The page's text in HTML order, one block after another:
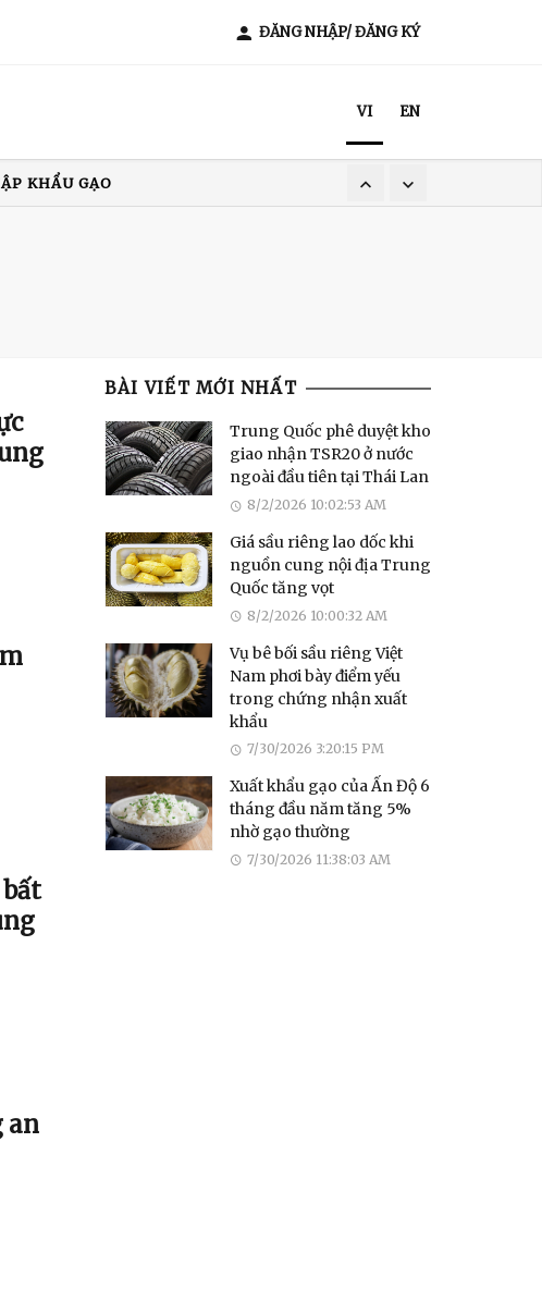
ĐĂNG NHẬP/ ĐĂNG KÝ
VI EN
KHẨU GẠO
an
BÀI VIẾT MỚI NHẤT
Trung Quốc phê duyệt kho
giao nhận TSR20 ở nước
ngoài đầu tiên tại Thái Lan
8/2/2026 10:02:53 AM
Giá sầu riêng lao dốc khi
nguồn cung nội địa Trung
Quốc tăng vọt
8/2/2026 10:00:32 AM
Vụ bê bối sầu riêng Việt
Nam phơi bày điểm yếu
trong chứng nhận xuất
khẩu
7/30/2026 3:20:15 PM
Xuất khẩu gạo của Ấn Độ 6
tháng đầu năm tăng 5%
nhờ gạo thường
7/30/2026 11:38:03 AM